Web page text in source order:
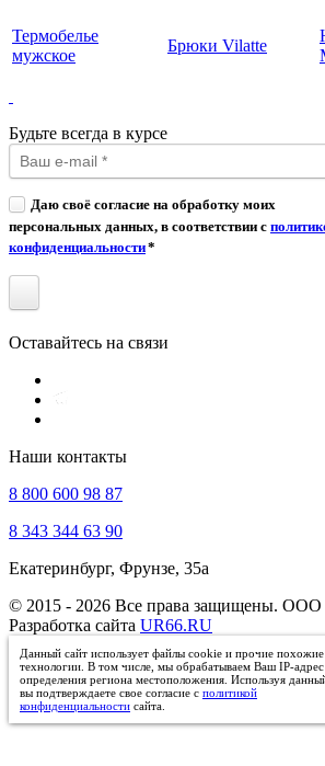
Термобелье
мужское
Брюки Vilatte
Будьте всегда в курсе
Даю своё согласие на обработку моих
персональных данных, в соответствии с
конфиденциальности*
Оставайтесь на связи
Наши контакты
8 800 600 98 87
8 343 344 63 90
Екатеринбург, Фрунзе, 35а
© 2015 - 2026 Все права защищены.
Разработка сайта UR66.RU
Данный сайт использует файлы cookie и прочие похожие
технологии. В том числе, мы обрабатываем Ваш IP-адрес
определения региона местоположения. Используя
вы подтверждаете свое согласие с политикой
конфиденциальности сайта.